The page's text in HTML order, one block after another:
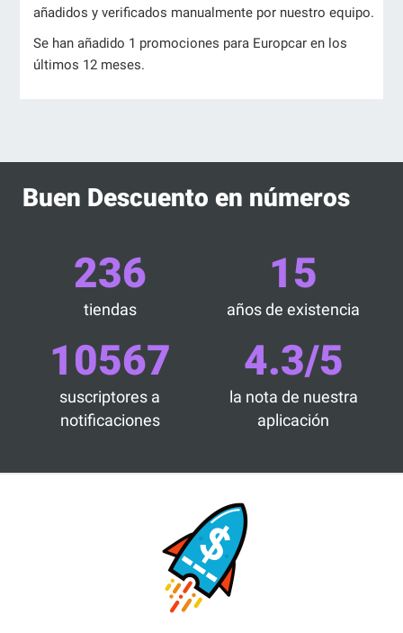
añadidos y verificados manualmente por nuestro equipo.
Se han añadido 1 promociones para Europcar en los
últimos 12 meses.
Buen Descuento en números
236
tiendas
15
años de existencia
10567
suscriptores a
notificaciones
4.3/5
la nota de nuestra
aplicación